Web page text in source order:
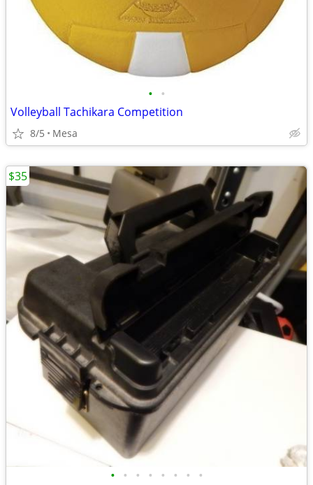
• •
Volleyball Tachikara Competition
8/5 Mesa
• • • • • • • •
$35